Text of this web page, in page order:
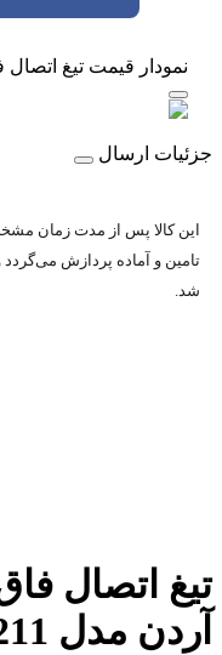
نمودار قیمت تیغ اتصال
جزئیات ارسال
این کالا پس از مدت زمان
تامین و آماده پردازش
شد.
تیغ اتصال
آردن مدل 609211